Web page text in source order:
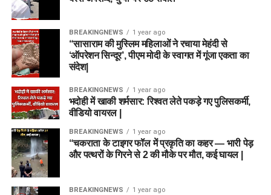
BREAKINGNEWS 1 year ago
“सासाराम की मुस्लिम महिलाओं ने रचाया मेहंदी से
‘ऑपरेशन सिन्दूर’, पीएम मोदी के स्वागत में गूंजा एकता का
संदेश|
BREAKINGNEWS 1 year ago
भदोही में खाकी शर्मसार: रिश्वत लेते पकड़े गए पुलिसकर्मी,
वीडियो वायरल |
BREAKINGNEWS 1 year ago
“चकराता के टाइगर फॉल में प्रकृति का कहर — भारी पेड़
और पत्थरों के गिरने से 2 की मौके पर मौत, कई घायल |
BREAKINGNEWS 1 year ago